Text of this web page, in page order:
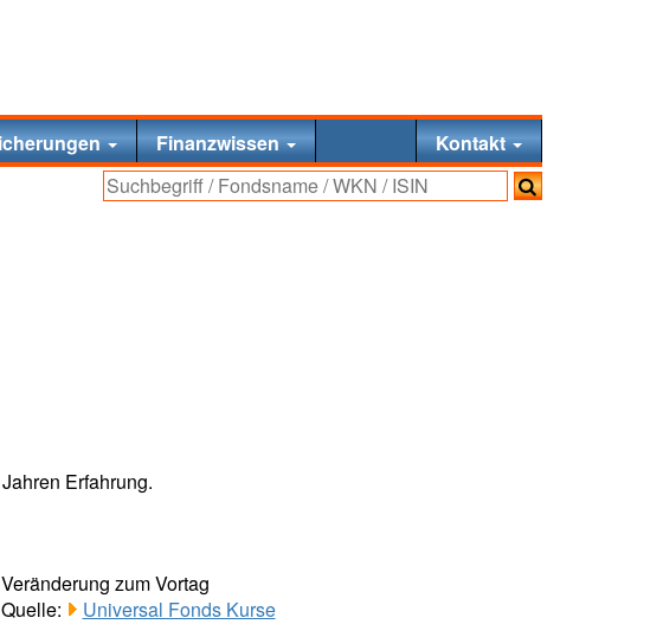
Finanzwissen Kontakt
Erfahrung.
Veränderung zum Vortag
Quelle:
Universal Fonds Kurse